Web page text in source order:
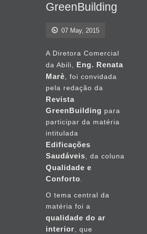
GreenBuilding
07 May, 2015
A Diretora Comercial
da Abili, Eng. Renata
Marè , foi convidada
pela redação da
Revista
GreenBuilding para
participar da matéria
intitulada
Edificações
Saudáveis , da coluna
Qualidade e
Conforto
O tema central da
matéria foi a
qualidade do ar
interior , que